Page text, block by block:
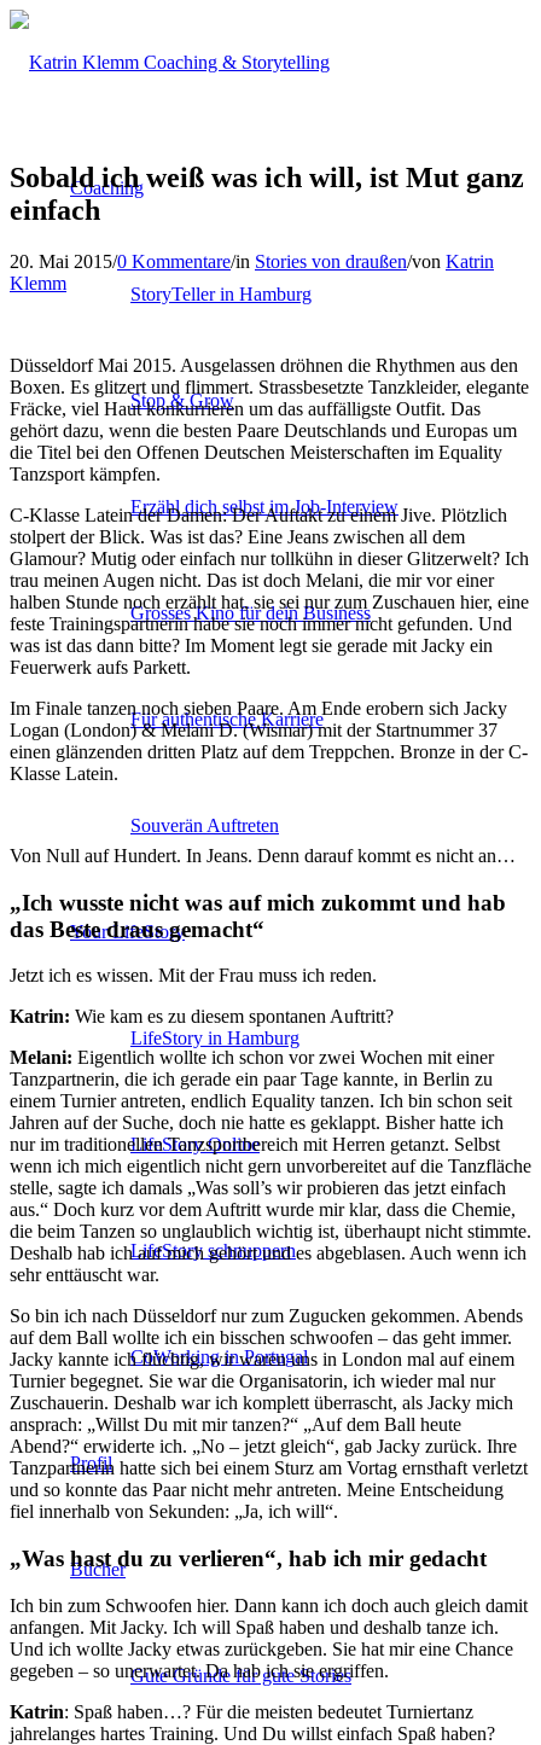
Coaching
StoryTeller in Hamburg
Stop & Grow
Erzähl dich selbst im Job-Interview
Grosses Kino für dein Business
Für authentische Karriere
Souverän Auftreten
Your LifeStory
LifeStory in Hamburg
LifeStory Online
LifeStory schnuppern
CoWorking in Portugal
Profil
Bücher
Gute Gründe für gute Stories
Sobald ich weiß was ich will, ist Mut ganz
einfach
20. Mai 2015/0 Kommentare/in Stories von draußen/von Katrin
Klemm
Düsseldorf Mai 2015. Ausgelassen dröhnen die Rhythmen aus den
Boxen. Es glitzert und flimmert. Strassbesetzte Tanzkleider, elegante
Fräcke, viel Haut konkurrieren um das auffälligste Outfit. Das
gehört dazu, wenn die besten Paare Deutschlands und Europas um
die Titel bei den Offenen Deutschen Meisterschaften im Equality
Tanzsport kämpfen.
C-Klasse Latein der Damen: Der Auftakt zu einem Jive. Plötzlich
stolpert der Blick. Was ist das? Eine Jeans zwischen all dem
Glamour? Mutig oder einfach nur tollkühn in dieser Glitzerwelt? Ich
trau meinen Augen nicht. Das ist doch Melani, die mir vor einer
halben Stunde noch erzählt hat, sie sei nur zum Zuschauen hier, eine
feste Trainingspartnerin habe sie noch immer nicht gefunden. Und
was ist das dann bitte? Im Moment legt sie gerade mit Jacky ein
Feuerwerk aufs Parkett.
Im Finale tanzen noch sieben Paare. Am Ende erobern sich Jacky
Logan (London) & Melani D. (Wismar) mit der Startnummer 37
einen glänzenden dritten Platz auf dem Treppchen. Bronze in der C-
Klasse Latein.
Von Null auf Hundert. In Jeans. Denn darauf kommt es nicht an…
„Ich wusste nicht was auf mich zukommt und hab
das Beste draus gemacht“
Jetzt ich es wissen. Mit der Frau muss ich reden.
Katrin: Wie kam es zu diesem spontanen Auftritt?
Melani: Eigentlich wollte ich schon vor zwei Wochen mit einer
Tanzpartnerin, die ich gerade ein paar Tage kannte, in Berlin zu
einem Turnier antreten, endlich Equality tanzen. Ich bin schon seit
Jahren auf der Suche, doch nie hatte es geklappt. Bisher hatte ich
nur im traditionellen Tanzsportbereich mit Herren getanzt. Selbst
wenn ich mich eigentlich nicht gern unvorbereitet auf die Tanzfläche
stelle, sagte ich damals „Was soll’s wir probieren das jetzt einfach
aus.“ Doch kurz vor dem Auftritt wurde mir klar, dass die Chemie,
die beim Tanzen so unglaublich wichtig ist, überhaupt nicht stimmte.
Deshalb hab ich auf mich gehört und es abgeblasen. Auch wenn ich
sehr enttäuscht war.
So bin ich nach Düsseldorf nur zum Zugucken gekommen. Abends
auf dem Ball wollte ich ein bisschen schwoofen – das geht immer.
Jacky kannte ich flüchtig, wir waren uns in London mal auf einem
Turnier begegnet. Sie war die Organisatorin, ich wieder mal nur
Zuschauerin. Deshalb war ich komplett überrascht, als Jacky mich
ansprach: „Willst Du mit mir tanzen?“ „Auf dem Ball heute
Abend?“ erwiderte ich. „No – jetzt gleich“, gab Jacky zurück. Ihre
Tanzpartnerin hatte sich bei einem Sturz am Vortag ernsthaft verletzt
und so konnte das Paar nicht mehr antreten. Meine Entscheidung
fiel innerhalb von Sekunden: „Ja, ich will“.
„Was hast du zu verlieren“, hab ich mir gedacht
Ich bin zum Schwoofen hier. Dann kann ich doch auch gleich damit
anfangen. Mit Jacky. Ich will Spaß haben und deshalb tanze ich.
Und ich wollte Jacky etwas zurückgeben. Sie hat mir eine Chance
gegeben – so unerwartet. Da hab ich sie ergriffen.
Katrin: Spaß haben…? Für die meisten bedeutet Turniertanz
jahrelanges hartes Training. Und Du willst einfach Spaß haben?